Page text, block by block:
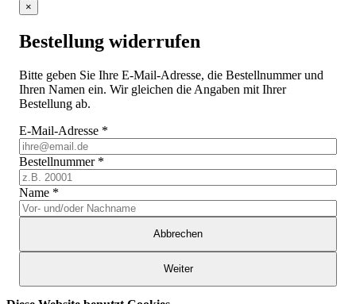
×
Bestellung widerrufen
Bitte geben Sie Ihre E-Mail-Adresse, die Bestellnummer und
Ihren Namen ein. Wir gleichen die Angaben mit Ihrer
Bestellung ab.
E-Mail-Adresse *
Bestellnummer *
Name *
Abbrechen
Weiter